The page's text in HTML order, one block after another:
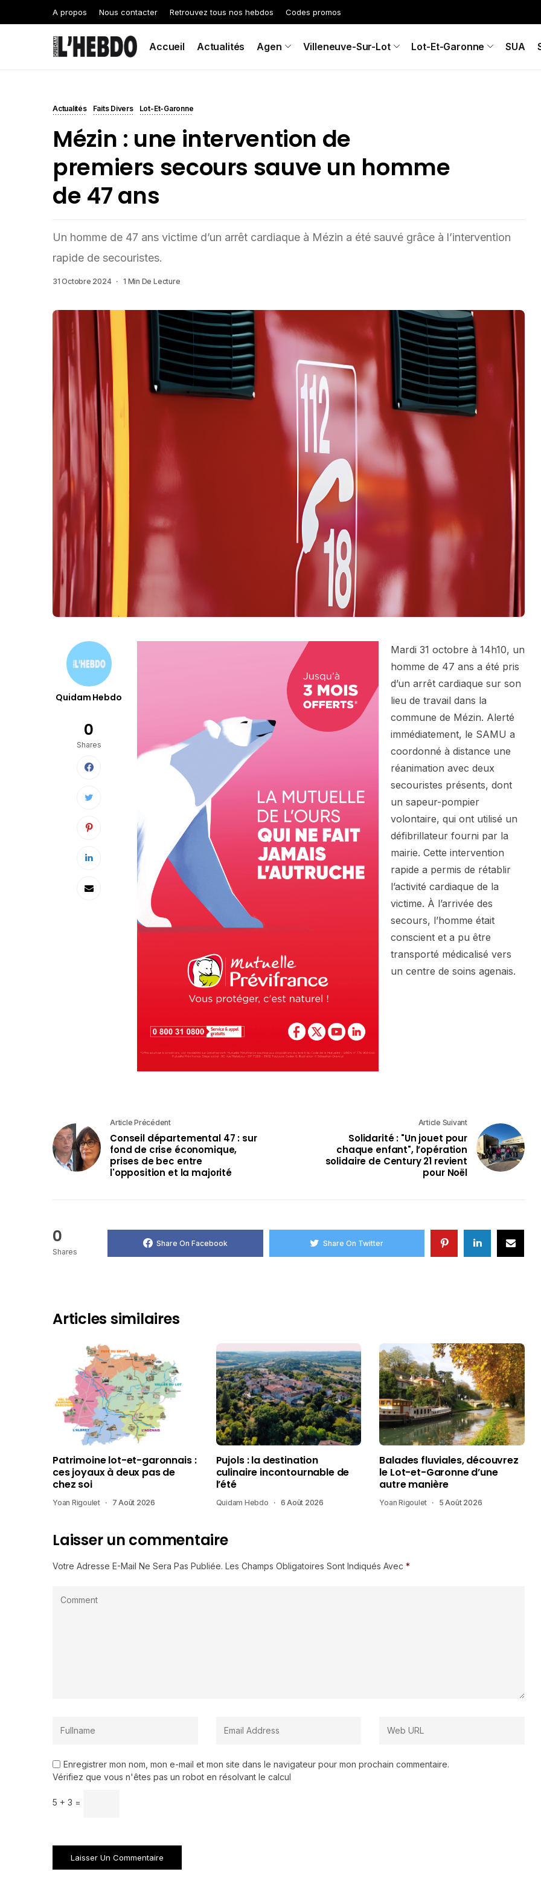
A propos Nous contacter Retrouvez tous nos hebdos Codes promos
Accueil Actualités Agen Villeneuve-Sur-Lot Lot-Et-Garonne SUA
Actualités Faits Divers Lot-Et-Garonne
Mézin : une intervention de
premiers secours sauve un homme
de 47 ans
Un homme de 47 ans victime d’un arrêt cardiaque à Mézin a été sauvé grâce à l’intervention
rapide de secouristes.
31 Octobre 2024 1 Min De Lecture
Quidam Hebdo
0
Shares
Mardi 31 octobre à 14h10, un
homme de 47 ans a été pris
d’un arrêt cardiaque sur son
lieu de travail dans la
commune de Mézin. Alerté
immédiatement, le SAMU a
coordonné à distance une
réanimation avec deux
secouristes présents, dont
un sapeur-pompier
volontaire, qui ont utilisé un
défibrillateur fourni par la
mairie. Cette intervention
rapide a permis de rétablir
l’activité cardiaque de la
victime. À l’arrivée des
secours, l’homme était
conscient et a pu être
transporté médicalisé vers
un centre de soins agenais.
Article Précédent
Conseil départemental 47 : sur
fond de crise économique,
prises de bec entre
l'opposition et la majorité
Article Suivant
Solidarité : "Un jouet pour
chaque enfant", l’opération
solidaire de Century 21 revient
pour Noël
0
Shares
Share On Facebook Share On Twitter
Articles similaires
Patrimoine lot-et-garonnais :
ces joyaux à deux pas de
chez soi
Yoan Rigoulet 7 Août 2026
Pujols : la destination
culinaire incontournable de
l’été
Quidam Hebdo 6 Août 2026
Balades fluviales, découvrez
le Lot-et-Garonne d’une
autre manière
Yoan Rigoulet 5 Août 2026
Laisser un commentaire
Votre Adresse E-Mail Ne Sera Pas Publiée. Les Champs Obligatoires Sont Indiqués Avec *
Enregistrer mon nom, mon e-mail et mon site dans le navigateur pour mon prochain commentaire.
Vérifiez que vous n'êtes pas un robot en résolvant le calcul
5 + 3 =